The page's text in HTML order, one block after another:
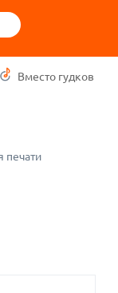
Вместо гудков
печати